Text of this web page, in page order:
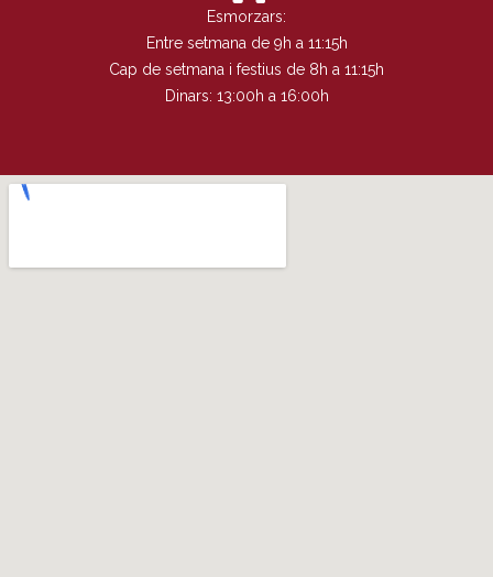
Esmorzars:
Entre setmana de 9h a 11:15h
Cap de setmana i festius de 8h a 11:15h
Dinars: 13:00h a 16:00h